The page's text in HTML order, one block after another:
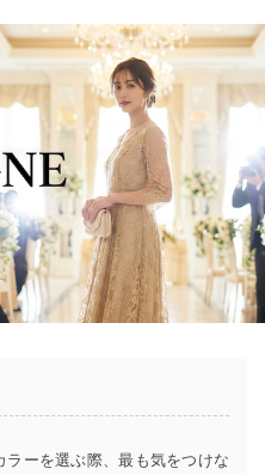
ーを選ぶ際、最も気をつけな